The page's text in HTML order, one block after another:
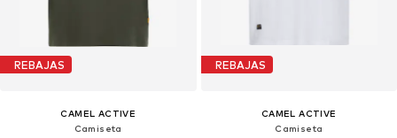
REBAJAS
CAMEL ACTIVE
Camiseta
REBAJAS
CAMEL ACTIVE
Camiseta